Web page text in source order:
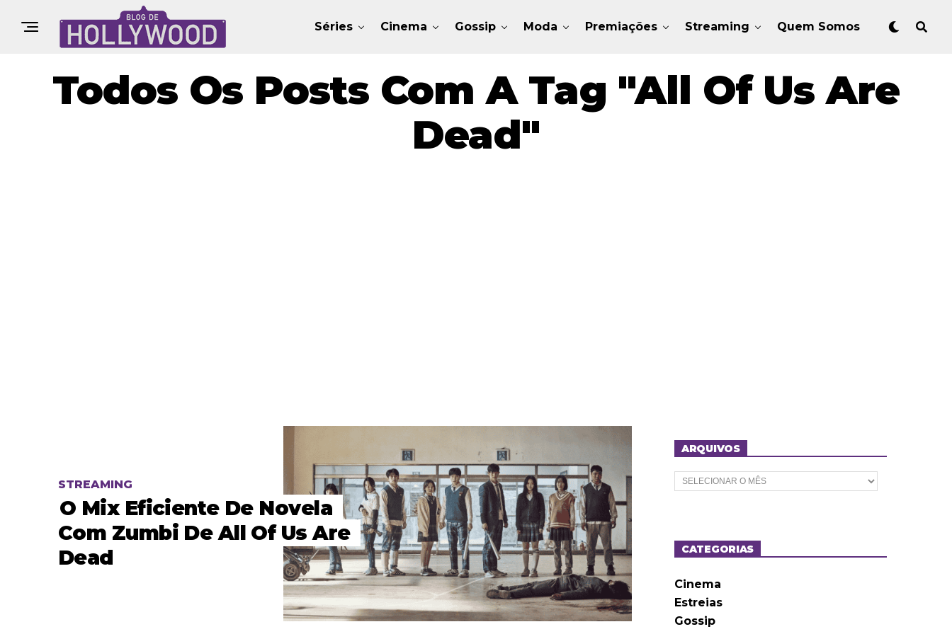
Séries Cinema Gossip Moda Premiações Streaming Quem Somos
Todos Os Posts Com A Tag "All Of Us Are
Dead"
STREAMING
O Mix Eficiente De Novela
Com Zumbi De All Of Us Are
Dead
ARQUIVOS
A
r
o
sCATEGORIAS
Cinema
Estreias
Gossip